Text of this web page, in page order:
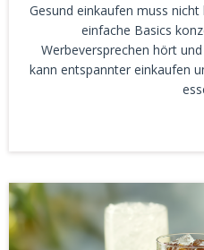
Gesund einkaufen muss
einfache Basics
Werbeversprechen hört
kann entspannter einkaufen